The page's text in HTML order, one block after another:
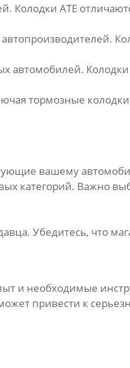
Колодки ATE
автомобилей.
тормозные
вашему
категорий. Важно
Убедитесь, что
и необходимые
привести к